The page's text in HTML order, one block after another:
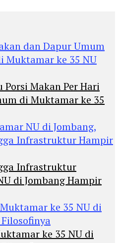
Porsi Makan Per Hari
di Muktamar ke 35
Infrastruktur
di Jombang Hampir
ke 35 NU di